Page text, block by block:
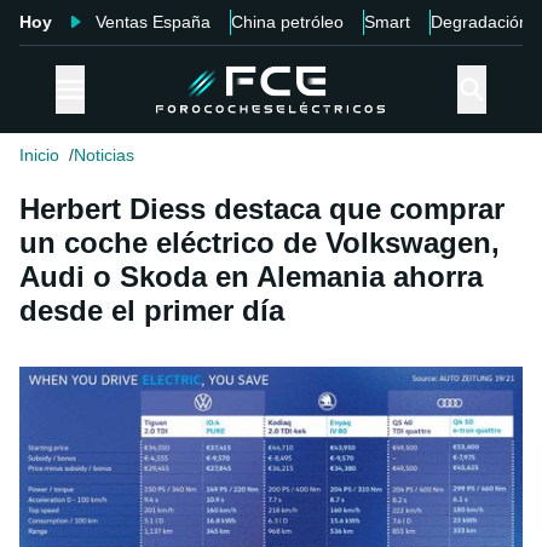
Hoy Ventas España China petróleo Smart Degradación
Inicio Noticias
Herbert Diess destaca que comprar
un coche eléctrico de Volkswagen,
Audi o Skoda en Alemania ahorra
desde el primer día